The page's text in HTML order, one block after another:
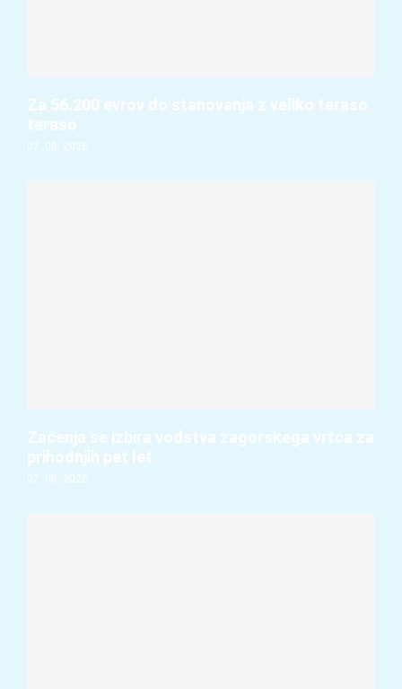
Za 56.200 evrov do stanovanja z veliko teraso
teraso
07. 08. 2026
Začenja se izbira vodstva zagorskega vrtca za
prihodnjih pet let
07. 08. 2026